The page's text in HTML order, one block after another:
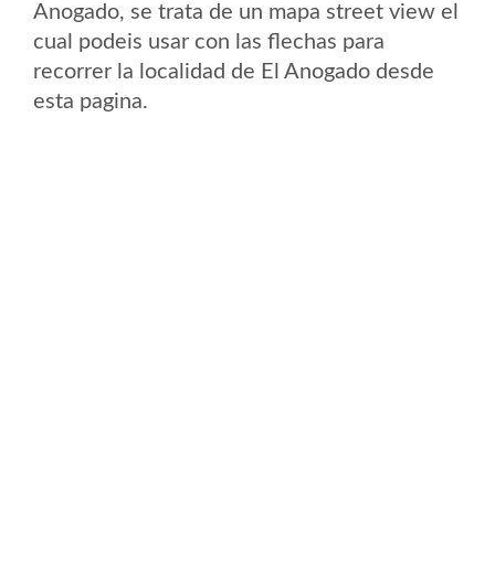
Anogado, se trata de un mapa street view el
cual podeis usar con las flechas para
recorrer la localidad de El Anogado desde
esta pagina.